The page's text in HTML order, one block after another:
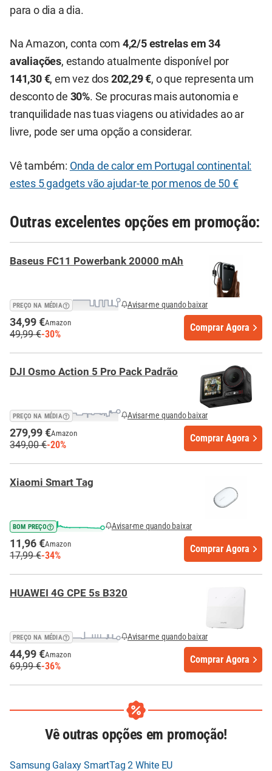
para o dia a dia.
Na Amazon, conta com 4,2/5 estrelas em 34
avaliações, estando atualmente disponível por
141,30 €, em vez dos 202,29 €, o que representa um
desconto de 30%. Se procuras mais autonomia e
tranquilidade nas tuas viagens ou atividades ao ar
livre, pode ser uma opção a considerar.
Vê também: Onda de calor em Portugal continental:
estes 5 gadgets vão ajudar-te por menos de 50 €
Outras excelentes opções em promoção:
Baseus FC11 Powerbank 20000 mAh
PREÇO NA MÉDIA Avisar-me quando baixar
34,99 €Amazon
49,99 €-30%
Comprar Agora
DJI Osmo Action 5 Pro Pack Padrão
PREÇO NA MÉDIA Avisar-me quando baixar
279,99 €Amazon
349,00 €-20%
Comprar Agora
Xiaomi Smart Tag
BOM PREÇO Avisar-me quando baixar
11,96 €Amazon
17,99 €-34%
Comprar Agora
HUAWEI 4G CPE 5s B320
PREÇO NA MÉDIA Avisar-me quando baixar
44,99 €Amazon
69,99 €-36%
Comprar Agora
Vê outras opções em promoção!
Samsung Galaxy SmartTag 2 White EU